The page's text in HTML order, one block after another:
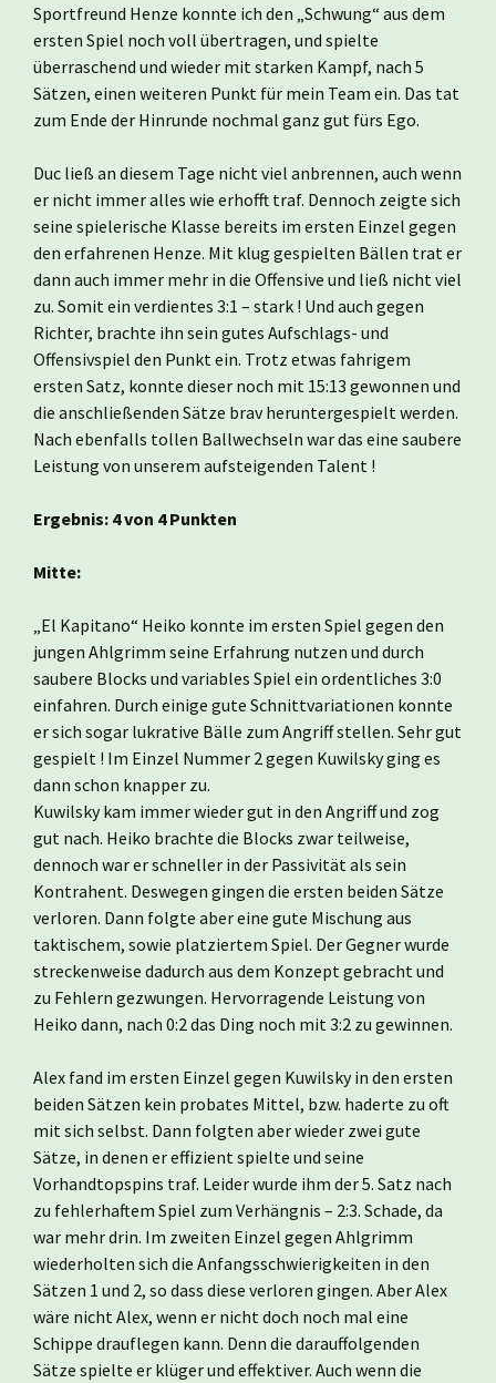
Sportfreund Henze konnte ich den „Schwung“ aus dem
ersten Spiel noch voll übertragen, und spielte
überraschend und wieder mit starken Kampf, nach 5
Sätzen, einen weiteren Punkt für mein Team ein. Das tat
zum Ende der Hinrunde nochmal ganz gut fürs Ego.
Duc ließ an diesem Tage nicht viel anbrennen, auch wenn
er nicht immer alles wie erhofft traf. Dennoch zeigte sich
seine spielerische Klasse bereits im ersten Einzel gegen
den erfahrenen Henze. Mit klug gespielten Bällen trat er
dann auch immer mehr in die Offensive und ließ nicht viel
zu. Somit ein verdientes 3:1 – stark ! Und auch gegen
Richter, brachte ihn sein gutes Aufschlags- und
Offensivspiel den Punkt ein. Trotz etwas fahrigem
ersten Satz, konnte dieser noch mit 15:13 gewonnen und
die anschließenden Sätze brav heruntergespielt werden.
Nach ebenfalls tollen Ballwechseln war das eine saubere
Leistung von unserem aufsteigenden Talent !
Ergebnis: 4 von 4 Punkten
Mitte:
„El Kapitano“ Heiko konnte im ersten Spiel gegen den
jungen Ahlgrimm seine Erfahrung nutzen und durch
saubere Blocks und variables Spiel ein ordentliches 3:0
einfahren. Durch einige gute Schnittvariationen konnte
er sich sogar lukrative Bälle zum Angriff stellen. Sehr gut
gespielt ! Im Einzel Nummer 2 gegen Kuwilsky ging es
dann schon knapper zu.
Kuwilsky kam immer wieder gut in den Angriff und zog
gut nach. Heiko brachte die Blocks zwar teilweise,
dennoch war er schneller in der Passivität als sein
Kontrahent. Deswegen gingen die ersten beiden Sätze
verloren. Dann folgte aber eine gute Mischung aus
taktischem, sowie platziertem Spiel. Der Gegner wurde
streckenweise dadurch aus dem Konzept gebracht und
zu Fehlern gezwungen. Hervorragende Leistung von
Heiko dann, nach 0:2 das Ding noch mit 3:2 zu gewinnen.
Alex fand im ersten Einzel gegen Kuwilsky in den ersten
beiden Sätzen kein probates Mittel, bzw. haderte zu oft
mit sich selbst. Dann folgten aber wieder zwei gute
Sätze, in denen er effizient spielte und seine
Vorhandtopspins traf. Leider wurde ihm der 5. Satz nach
zu fehlerhaftem Spiel zum Verhängnis – 2:3. Schade, da
war mehr drin. Im zweiten Einzel gegen Ahlgrimm
wiederholten sich die Anfangsschwierigkeiten in den
Sätzen 1 und 2, so dass diese verloren gingen. Aber Alex
wäre nicht Alex, wenn er nicht doch noch mal eine
Schippe drauflegen kann. Denn die darauffolgenden
Sätze spielte er klüger und effektiver. Auch wenn die